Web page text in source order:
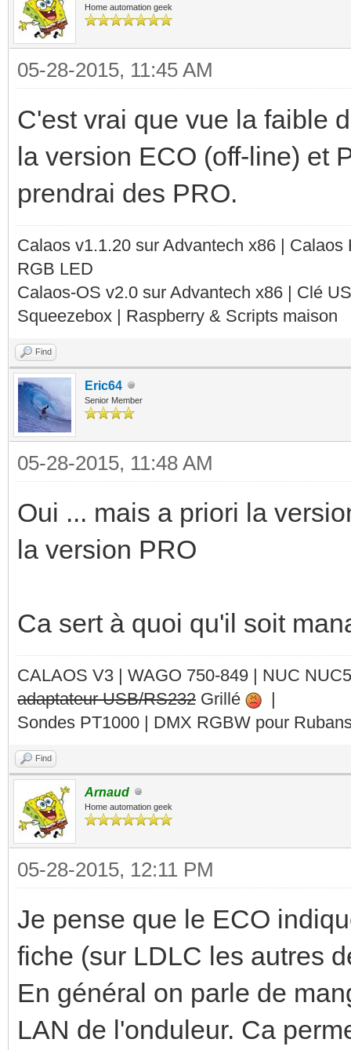
Home automation geek
05-28-2015, 11:45 AM
C'est vrai que vue la faible
la version ECO (off-line) et
prendrai des PRO.
Calaos v1.1.20 sur Advantech x86 |
RGB LED
Calaos-OS v2.0 sur Advantech x86 | Clé
Squeezebox | Raspberry & Scripts maison
Find
Eric64
Senior Member
05-28-2015, 11:48 AM
Oui ... mais a priori la
la version PRO
Ca sert à quoi qu'il soit
CALAOS V3 | WAGO 750-849 | NUC
adaptateur USB/RS232 Grillé
|
Sondes PT1000 | DMX RGBW pour
Find
Arnaud
Home automation geek
05-28-2015, 12:11 PM
Je pense que le ECO
fiche (sur LDLC les autres
En général on parle de
LAN de l'onduleur. Ca